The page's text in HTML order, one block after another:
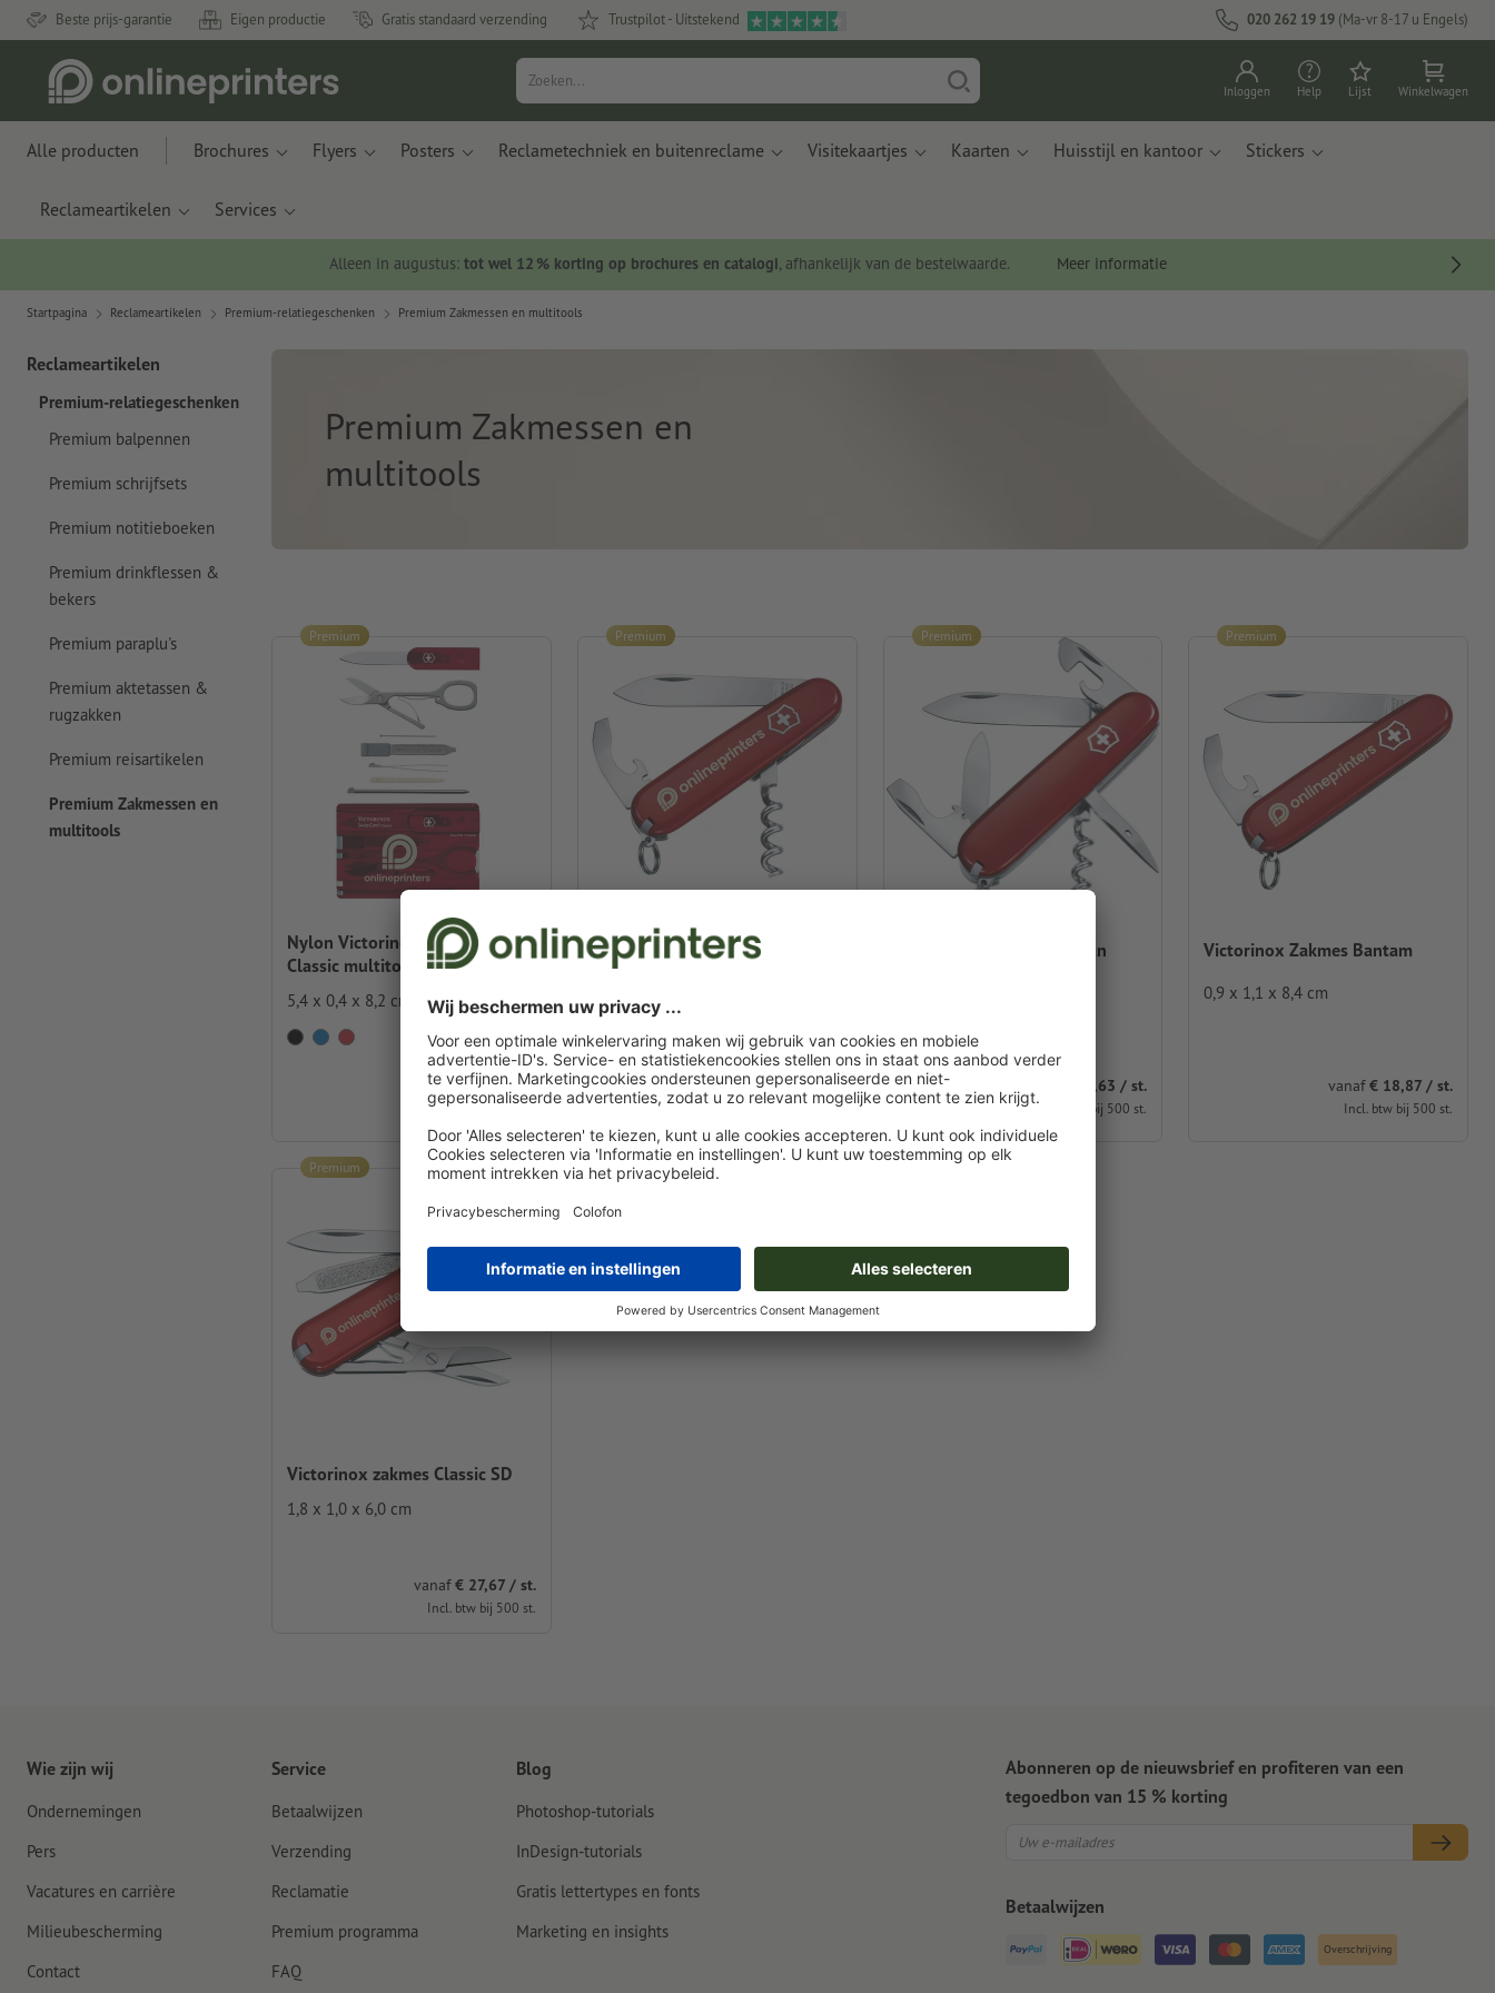
Beste prijs-garantie Eigen productie Gratis standaard verzending Trustpilot - Uitstekend 020 262 19 19 (Ma-vr 8-17 u Engels)
Inloggen Help Lijst Winkelwagen
Alle producten Brochures Flyers Posters Reclametechniek en buitenreclame Visitekaartjes Kaarten Huisstijl en kantoor Stickers
Reclameartikelen Services
Alleen in augustus: tot wel 12 % korting op brochures en catalogi, afhankelijk van de bestelwaarde. Meer informatie
Startpagina Reclameartikelen Premium-relatiegeschenken Premium Zakmessen en multitools
Reclameartikelen
Premium-relatiegeschenken
Premium balpennen
Premium schrijfsets
Premium notitieboeken
Premium drinkflessen &
bekers
Premium paraplu's
Premium aktetassen &
rugzakken
Premium reisartikelen
Premium Zakmessen en
multitools
Premium Zakmessen en
multitools
Nylon Victorinox Swisscard
Classic multitool
5,4 x 0,4 x 8,2 cm
vanaf€ 37,42 / st.
Premium
Victorinox zakmes Waiter
vanaf€ 19,80 / st.
Incl. btw bij 500 st.
Premium
Victorinox zakmes Spartan
€ 29,63 / st.
Incl. btw bij 500 st.
Premium
Victorinox Zakmes Bantam
0,9 x 1,1 x 8,4 cm
vanaf€ 18,87 / st.
Incl. btw bij 500 st.
Premium
Victorinox zakmes Classic SD
1,8 x 1,0 x 6,0 cm
vanaf€ 27,67 / st.
Incl. btw bij 500 st.
Premium
Wie zijn wij
Ondernemingen
Pers
Vacatures en carrière
Milieubescherming
Contact
Service
Betaalwijzen
Verzending
Reclamatie
Premium programma
FAQ
Blog
Photoshop-tutorials
InDesign-tutorials
Gratis lettertypes en fonts
Marketing en insights
Abonneren op de nieuwsbrief en profiteren van een
tegoedbon van 15 % korting
Betaalwijzen
Overschrijving